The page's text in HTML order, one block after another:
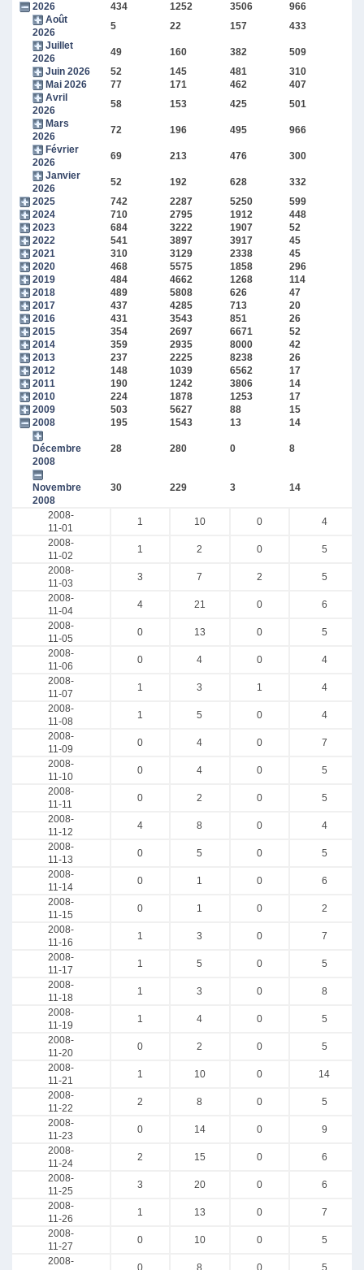
2026 434 1252 3506 966
Août
2026
5 22 157 433
Juillet
2026
49 160 382 509
Juin 2026
52 145 481 310
Mai 2026
77 171 462 407
Avril
2026
58 153 425 501
Mars
2026
72 196 495 966
Février
2026
69 213 476 300
Janvier
2026
52 192 628 332
2025
742 2287 5250 599
2024
710 2795 1912 448
2023
684 3222 1907 52
2022
541 3897 3917 45
2021
310 3129 2338 45
2020
468 5575 1858 296
2019
484 4662 1268 114
2018
489 5808 626 47
2017
437 4285 713 20
2016
431 3543 851 26
2015
354 2697 6671 52
2014
359 2935 8000 42
2013
237 2225 8238 26
2012
148 1039 6562 17
2011
190 1242 3806 14
2010
224 1878 1253 17
2009
503 5627 88 15
2008
195 1543 13 14
Décembre
2008
28 280 0 8
Novembre
2008
30 229 3 14
2008-
11-01
1 10 0
4
2008-
11-02
1 2 0
5
2008-
11-03
3 7 2
5
2008-
11-04
4 21 0
6
2008-
11-05
0 13 0
5
2008-
11-06
0 4 0
4
2008-
11-07
1 3 1
4
2008-
11-08
1 5 0
4
2008-
11-09
0 4 0
7
2008-
11-10
0 4 0
5
2008-
11-11
0 2 0
5
2008-
11-12
4 8 0
4
2008-
11-13
0 5 0
5
2008-
11-14
0 1 0
6
2008-
11-15
0 1 0
2
2008-
11-16
1 3 0
7
2008-
11-17
1 5 0
5
2008-
11-18
1 3 0
8
2008-
11-19
1 4 0
5
2008-
11-20
0 2 0
5
2008-
11-21
1 10 0
14
2008-
11-22
2 8 0
5
2008-
11-23
0 14 0
9
2008-
11-24
2 15 0
6
2008-
11-25
3 20 0
6
2008-
11-26
1 13 0
7
2008-
11-27
0 10 0
5
2008-
0 8 0 5